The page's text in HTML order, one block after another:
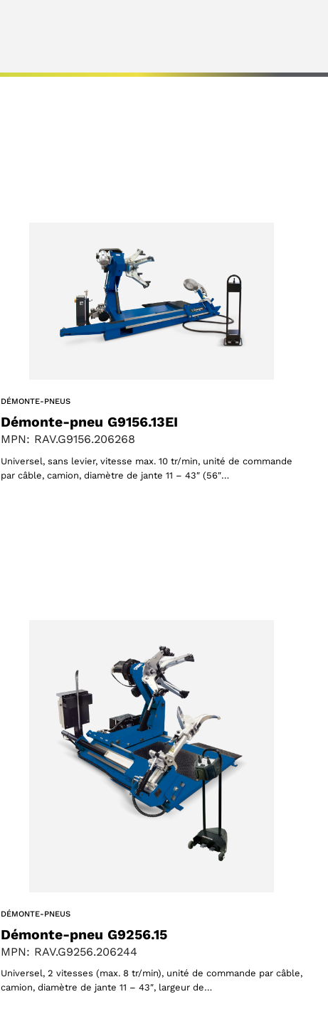
DÉMONTE-PNEUS
Démonte-pneu G9156.13EI
MPN: RAV.G9156.206268
Universel, sans levier, vitesse max. 10 tr/min, unité de commande
par câble, camion, diamètre de jante 11 – 43″ (56″…
DÉMONTE-PNEUS
Démonte-pneu G9256.15
MPN: RAV.G9256.206244
Universel, 2 vitesses (max. 8 tr/min), unité de commande par câble,
camion, diamètre de jante 11 – 43″, largeur de…